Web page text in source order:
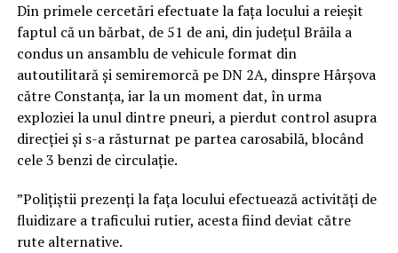
Din primele cercetări efectuate la fața locului a reieșit
faptul că un bărbat, de 51 de ani, din județul Brăila a
condus un ansamblu de vehicule format din
autoutilitară și semiremorcă pe DN 2A, dinspre Hârșova
către Constanța, iar la un moment dat, în urma
exploziei la unul dintre pneuri, a pierdut control asupra
direcției și s-a răsturnat pe partea carosabilă, blocând
cele 3 benzi de circulație.
”Polițiștii prezenți la fața locului efectuează activități de
fluidizare a traficului rutier, acesta fiind deviat către
rute alternative.